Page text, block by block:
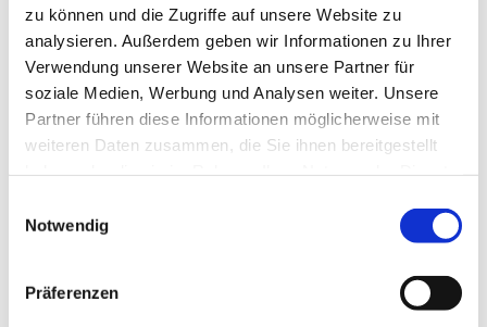
zu können und die Zugriffe auf unsere Website zu
analysieren. Außerdem geben wir Informationen zu Ihrer
Verwendung unserer Website an unsere Partner für
soziale Medien, Werbung und Analysen weiter. Unsere
Partner führen diese Informationen möglicherweise mit
weiteren Daten zusammen, die Sie ihnen bereitgestellt
Notwendig
Präferenzen
Dies könnte Sie auch interessieren